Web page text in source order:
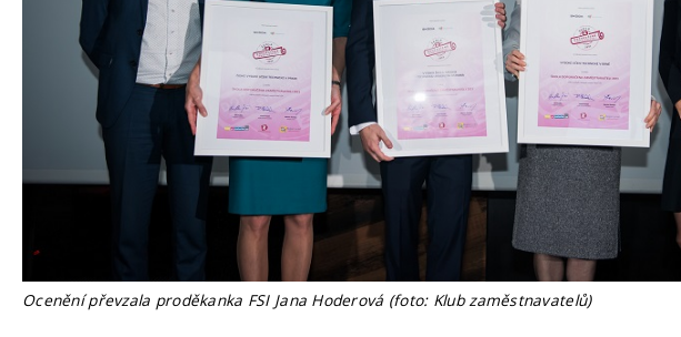
Ocenění převzala proděkanka FSI Jana Hoderová (foto: Klub zaměstnavatelů)